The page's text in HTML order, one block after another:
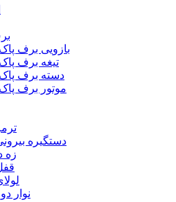
بازویی برف
تیغه برف
دسته برف
موتور برف
دستگیره
زه
نوار